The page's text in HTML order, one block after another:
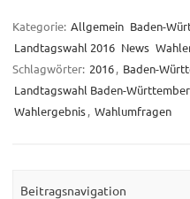
Kategorie: Allgemein Baden-
Landtagswahl 2016 News
Schlagwörter: 2016, Baden-
Landtagswahl Baden-
Wahlergebnis, Wahlumfragen
Beitragsnavigation